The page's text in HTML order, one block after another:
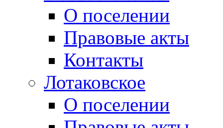
О поселении
Правовые акты
Контакты
Лотаковское
О поселении